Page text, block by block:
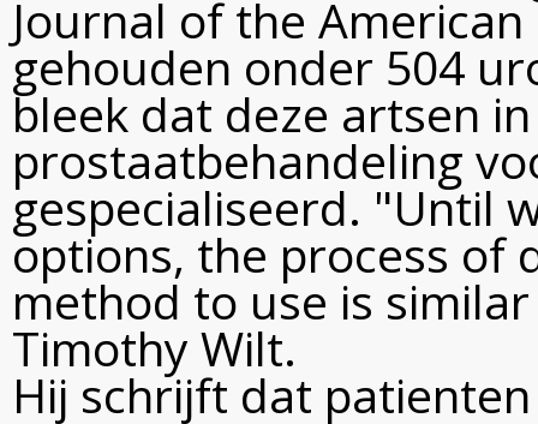
Journal of the
gehouden onder 504
bleek dat deze artsen
prostaatbehandeling
gespecialiseerd. "Until
options, the process of
method to use is
Timothy Wilt.
Hij schrijft dat